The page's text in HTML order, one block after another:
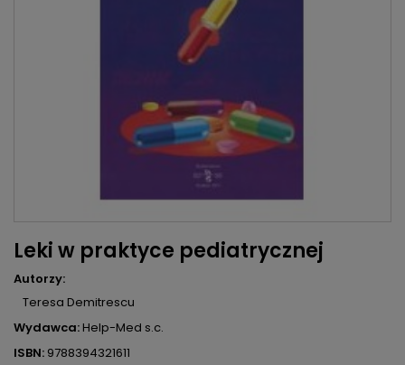
Leki w praktyce pediatrycznej
Autorzy:
Teresa Demitrescu
Wydawca:Help-Med s.c.
ISBN: 9788394321611